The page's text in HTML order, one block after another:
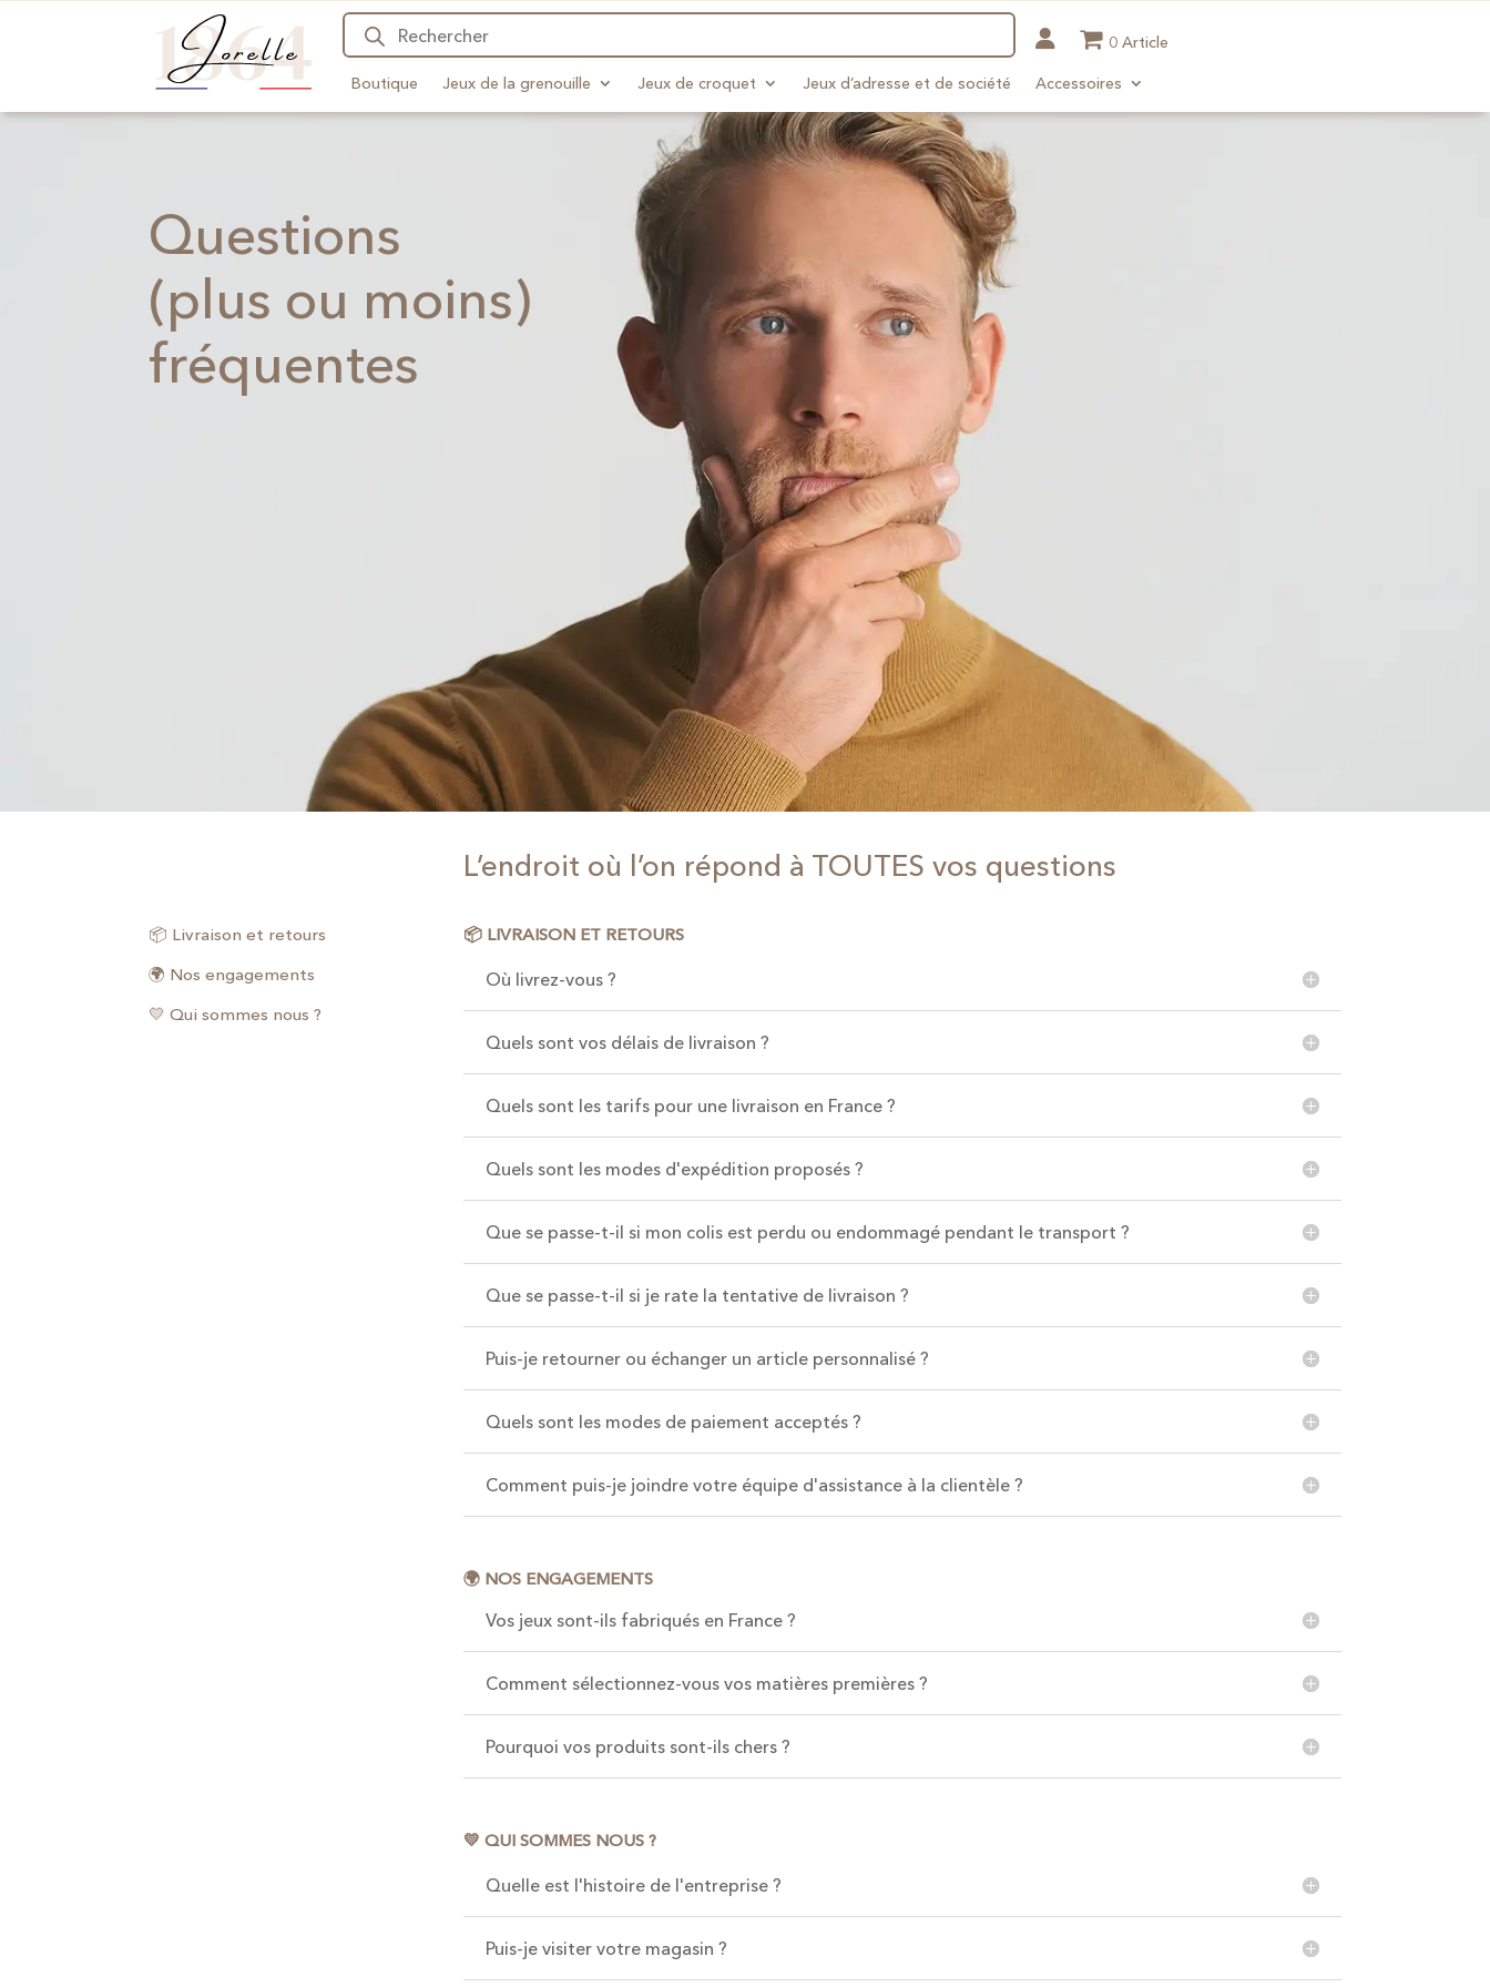
Recherche
produits 0 Article
Boutique Jeux de la grenouille Jeux de croquet Jeux d’adresse et de société Accessoires
Questions
(plus ou moins)
fréquentes
L’endroit où l’on répond à TOUTES vos questions
📦 Livraison et retours
🌍 Nos engagements
💛 Qui sommes nous ?
📦 LIVRAISON ET RETOURS
Où livrez-vous ?
Quels sont vos délais de livraison ?
Quels sont les tarifs pour une livraison en France ?
Quels sont les modes d'expédition proposés ?
Que se passe-t-il si mon colis est perdu ou endommagé pendant le transport ?
Que se passe-t-il si je rate la tentative de livraison ?
Puis-je retourner ou échanger un article personnalisé ?
Quels sont les modes de paiement acceptés ?
Comment puis-je joindre votre équipe d'assistance à la clientèle ?
🌍 NOS ENGAGEMENTS
Vos jeux sont-ils fabriqués en France ?
Comment sélectionnez-vous vos matières premières ?
Pourquoi vos produits sont-ils chers ?
💛 QUI SOMMES NOUS ?
Quelle est l'histoire de l'entreprise ?
Puis-je visiter votre magasin ?